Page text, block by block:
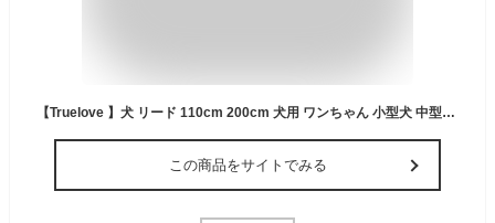
【Truelove 】犬 リード 110cm 200cm 犬用 ワンちゃん 小型犬 中型犬 おしゃれ ソフトハンドル 大型犬 定番 丈夫 スタンダードリード メール便 送料無料犬 KM516G
この商品をサイトでみる